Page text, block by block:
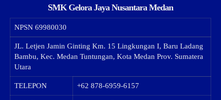
SMK Gelora Jaya Nusantara Medan
NPSN 69980030
JL. Letjen Jamin Ginting Km. 15 Lingkungan I, Baru Ladang
Bambu, Kec. Medan Tuntungan, Kota Medan Prov. Sumatera
Utara
TELEPON +62 878-6959-6157